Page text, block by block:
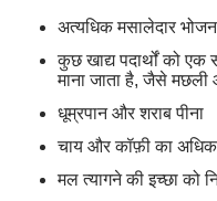
अत्यधिक मसालेदार
कुछ खाद्य पदार्थों को
माना जाता है, जैसे
धूम्रपान और शराब पीना
चाय और कॉफ़ी का
मल त्यागने की इच्छा को